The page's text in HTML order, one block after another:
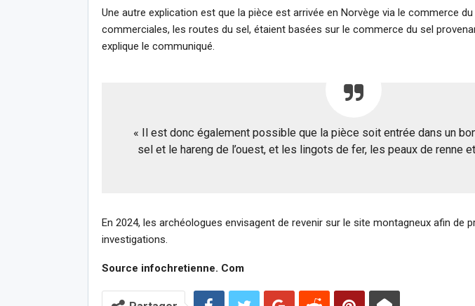
Une autre explication est que la pièce est arrivée en Norvège via le commerce
commerciales, les routes du sel, étaient basées sur le commerce du sel
explique le communiqué.
« Il est donc également possible que la pièce soit entrée dans un
sel et le hareng de l’ouest, et les lingots de fer, les peaux de renne
En 2024, les archéologues envisagent de revenir sur le site montagneux afin de
investigations.
Source infochretienne. Com